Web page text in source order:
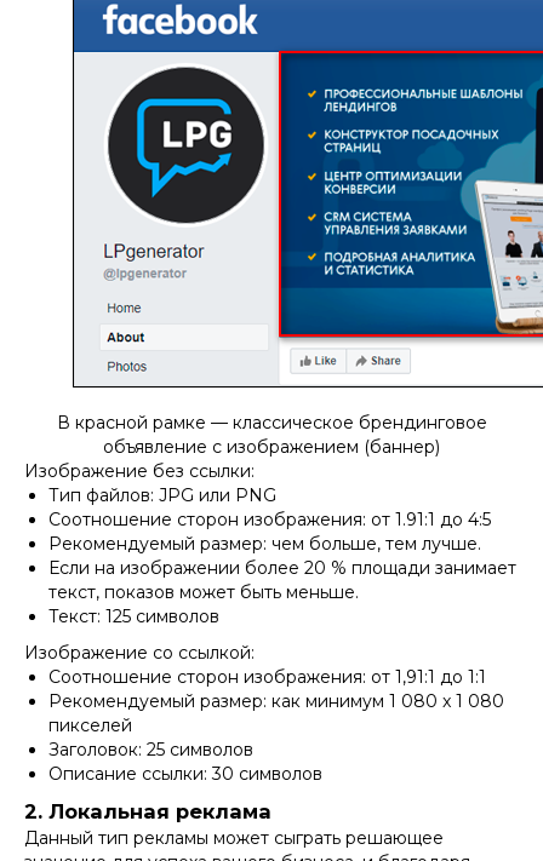
В красной рамке — классическое брендинговое
объявление с изображением (баннер)
Изображение без ссылки:
Тип файлов: JPG или PNG
Соотношение сторон изображения: от 1.91:1 до 4:5
Рекомендуемый размер: чем больше, тем лучше.
Если на изображении более 20 % площади занимает
текст, показов может быть меньше.
Текст: 125 символов
Изображение со ссылкой:
Соотношение сторон изображения: от 1,91:1 до 1:1
Рекомендуемый размер: как минимум 1 080 x 1 080
пикселей
Заголовок: 25 символов
Описание ссылки: 30 символов
2. Локальная реклама
Данный тип рекламы может сыграть решающее